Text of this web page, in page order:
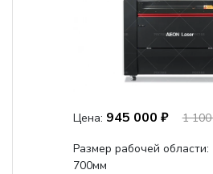
Цена: 945 000 ₽
1
Размер рабочей
700мм